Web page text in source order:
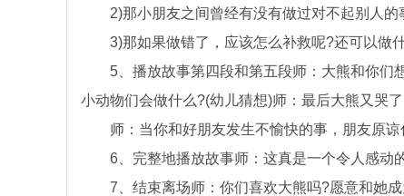
2)那小朋友之间曾经有没有做过对不起别人的
3)那如果做错了，应该怎么补救呢?还可以做
5、播放故事第四段和第五段师：大熊和你们
小动物们会做什么?(幼儿猜想)师：最后大熊又哭
师：当你和好朋友发生不愉快的事，朋友原谅
6、完整地播放故事师：这真是一个令人感动
7、结束离场师：你们喜欢大熊吗?愿意和她成